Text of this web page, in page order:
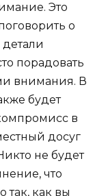
Это
о
порадовать
внимания. В
будет
в
досуг
не будет
что
так, как вы